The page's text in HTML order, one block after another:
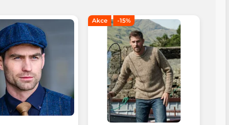
Akce -15%